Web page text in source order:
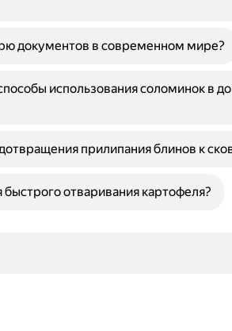
документов в современном мире?
использования соломинок в
прилипания блинов к
отваривания картофеля?